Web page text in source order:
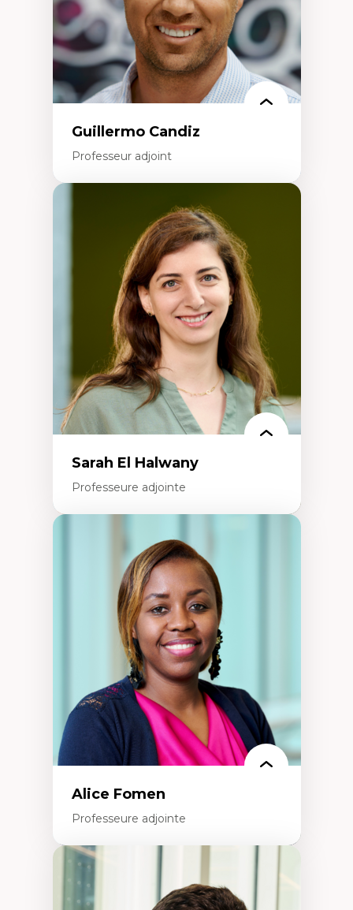
Guillermo Candiz
Professeur adjoint
Trajectoires migratoires
Migrations forcées
Études des frontières; Enjeux géopolitiques
des migrations
Politiques migratoires
Réfugiés
Demandeurs d’asile
Migrations irrégulières
Migrations temporaires
Migration et changement climatique
Migration et développement
Sarah El Halwany
Professeure adjointe
Les apports pédagogiques des théories de
l'affect, du posthumanisme, du féminisme
dans l'éducation aux sciences
L'apprentissage des sciences/STIM dans une
perspective socioécologique de care
L’insertion professionnelle des
enseignant.e.s
Alice Fomen
Professeure adjointe
Expertises
Acceptabilité, acceptation et adoption des
technologies